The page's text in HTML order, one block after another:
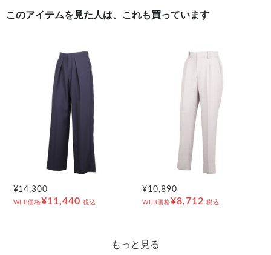
このアイテムを見た人は、これも買っています
¥14,300
WEB価格¥11,440 税込
¥10,890
WEB価格¥8,712 税込
もっと見る